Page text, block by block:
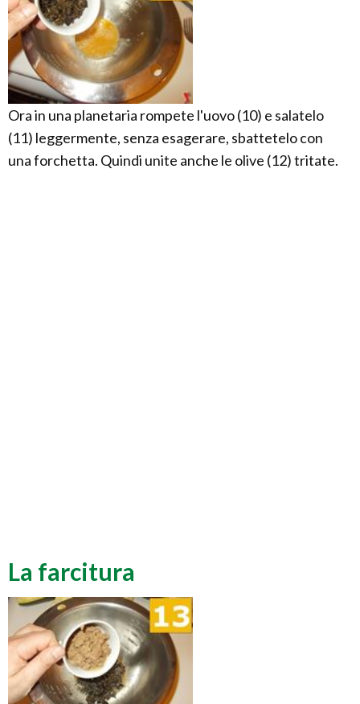
Ora in una planetaria rompete l'uovo (10) e salatelo
(11) leggermente, senza esagerare, sbattetelo con
una forchetta. Quindi unite anche le olive (12) tritate.
La farcitura